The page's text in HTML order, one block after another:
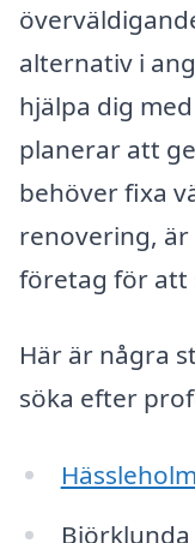
alternativ i
hjälpa dig
planerar att
behöver fixa
renovering,
företag för att
Här är några
söka efter
Hässleholm
Björklunda